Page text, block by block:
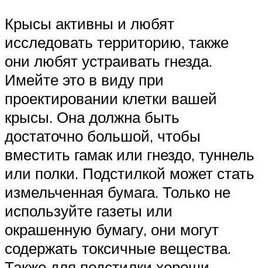
Крысы активны и любят
исследовать территорию, также
они любят устраивать гнезда.
Имейте это в виду при
проектировании клетки вашей
крысы. Она должна быть
достаточно большой, чтобы
вместить гамак или гнездо, туннель
или полки. Подстилкой может стать
измельченная бумага. Только не
используйте газеты или
окрашенную бумагу, они могут
содержать токсичные вещества.